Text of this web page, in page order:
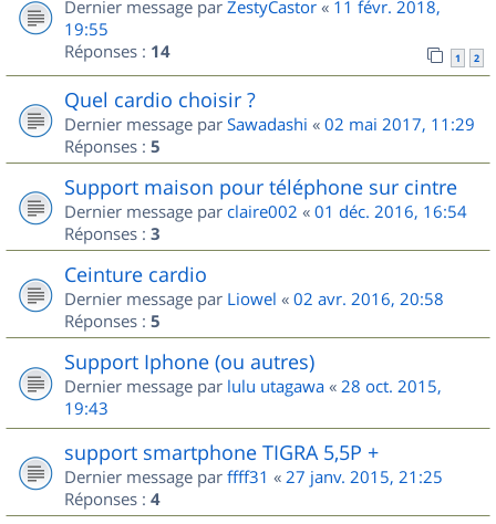
Dernier message par ZestyCastor « 11 févr. 2018,
19:55
Réponses : 14 1 2
Quel cardio choisir ?
Dernier message par Sawadashi « 02 mai 2017, 11:29
Réponses : 5
Support maison pour téléphone sur cintre
Dernier message par claire002 « 01 déc. 2016, 16:54
Réponses : 3
Ceinture cardio
Dernier message par Liowel « 02 avr. 2016, 20:58
Réponses : 5
Support Iphone (ou autres)
Dernier message par lulu utagawa « 28 oct. 2015,
19:43
support smartphone TIGRA 5,5P +
Dernier message par ffff31 « 27 janv. 2015, 21:25
Réponses : 4